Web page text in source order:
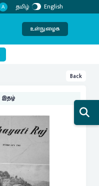
A தமிழ் English
உள்நுழைக
Back
இதழ்